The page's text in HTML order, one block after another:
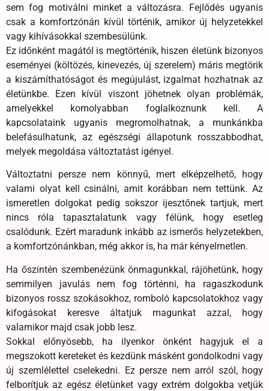
sem fog motiválni minket a változásra. Fejlődés ugyanis
csak a komfortzónán kívül történik, amikor új helyzetekkel
vagy kihívásokkal szembesülünk.
Ez időnként magától is megtörténik, hiszen életünk bizonyos
eseményei (költözés, kinevezés, új szerelem) máris megtörik
a kiszámíthatóságot és megújulást, izgalmat hozhatnak az
életünkbe. Ezen kívül viszont jöhetnek olyan problémák,
amelyekkel komolyabban foglalkoznunk kell. A
kapcsolataink ugyanis megromolhatnak, a munkánkba
belefásulhatunk, az egészségi állapotunk rosszabbodhat,
melyek megoldása változtatást igényel.
Változtatni persze nem könnyű, mert elképzelhető, hogy
valami olyat kell csinálni, amit korábban nem tettünk. Az
ismeretlen dolgokat pedig sokszor ijesztőnek tartjuk, mert
nincs róla tapasztalatunk vagy félünk, hogy esetleg
csalódunk. Ezért maradunk inkább az ismerős helyzetekben,
a komfortzónánkban, még akkor is, ha már kényelmetlen.
Ha őszintén szembenézünk önmagunkkal, rájöhetünk, hogy
semmilyen javulás nem fog történni, ha ragaszkodunk
bizonyos rossz szokásokhoz, romboló kapcsolatokhoz vagy
kifogásokat keresve áltatjuk magunkat azzal, hogy
valamikor majd csak jobb lesz.
Sokkal előnyösebb, ha ilyenkor önként hagyjuk el a
megszokott kereteket és kezdünk másként gondolkodni vagy
új szemlélettel cselekedni. Ez persze nem arról szól, hogy
felborítjuk az egész életünket vagy extrém dolgokba vetjük